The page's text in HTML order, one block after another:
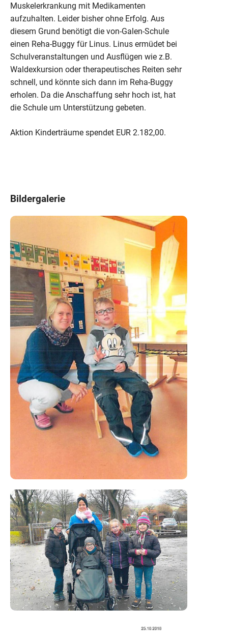
Muskelerkrankung mit Medikamenten
aufzuhalten. Leider bisher ohne Erfolg. Aus
diesem Grund benötigt die von-Galen-Schule
einen Reha-Buggy für Linus. Linus ermüdet bei
Schulveranstaltungen und Ausflügen wie z.B.
Waldexkursion oder therapeutisches Reiten sehr
schnell, und könnte sich dann im Reha-Buggy
erholen. Da die Anschaffung sehr hoch ist, hat
die Schule um Unterstützung gebeten.
Aktion Kinderträume spendet EUR 2.182,00.
Bildergalerie